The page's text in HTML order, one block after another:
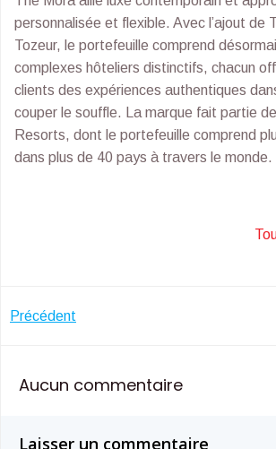
personnalisée et flexible. Avec l’ajout de
Tozeur, le portefeuille comprend
complexes hôteliers distinctifs, chacun
clients des expériences authentiques
couper le souffle. La marque fait partie
Resorts, dont le portefeuille comprend
dans plus de 40 pays à travers le monde.
Navigation
de
Précédent
Aucun commentaire
Laisser un commentaire